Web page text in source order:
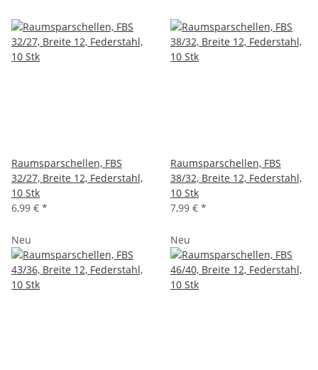
Raumsparschellen, FBS
32/27, Breite 12, Federstahl,
10 Stk
6,99 € *
Raumsparschellen, FBS
38/32, Breite 12, Federstahl,
10 Stk
7,99 € *
Neu Neu